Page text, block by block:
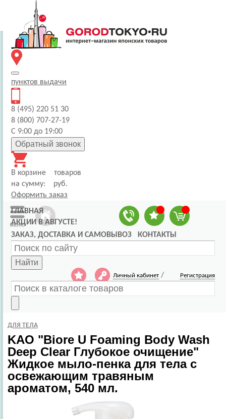
пунктов выдачи
8 (495) 220 51 30
8 (800) 707-27-19
С 9:00 до 19:00
Обратный звонок
В корзине
товаров
на сумму:
руб.
Оформить заказ
ГЛАВНАЯ
АКЦИИ В АВГУСТЕ!
ЗАКАЗ, ДОСТАВКА И САМОВЫВОЗ
КОНТАКТЫ
Найти
Личный кабинет / Регистрация
ДЛЯ ТЕЛА
KAO "Biore U Foaming Body Wash
Deep Clear Глубокое очищение"
Жидкое мыло-пенка для тела с
освежающим травяным
ароматом, 540 мл.